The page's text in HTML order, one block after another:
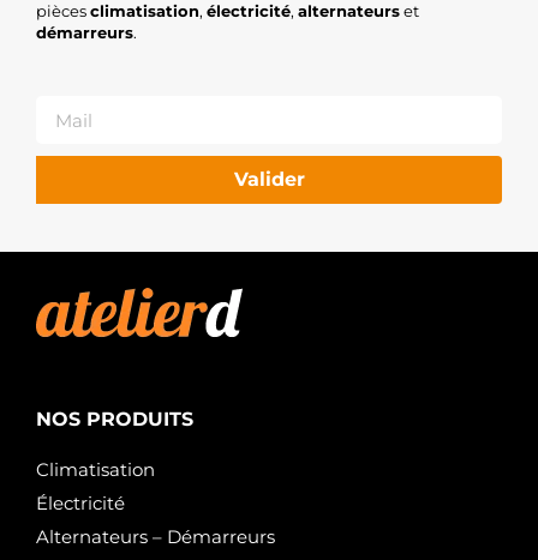
piècesclimatisation, électricité, alternateurset
démarreurs.
Valider
NOS PRODUITS
Climatisation
Électricité
Alternateurs – Démarreurs